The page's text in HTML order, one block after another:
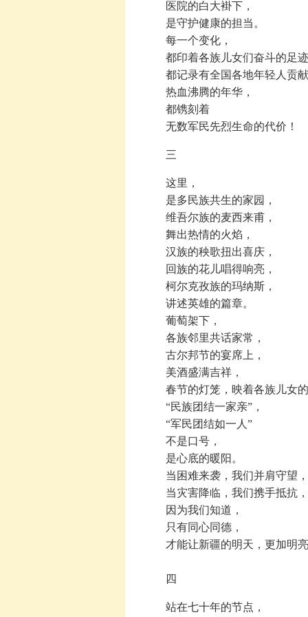
医院的白大褂下，
是守护健康的担当。
每一个变化，
都印着各族儿女们奋斗的足迹
都记录有全国各地年轻人贡献
热血沸腾的年华，
都镌刻着
无数军民先烈生命的代价！
三
这里，
是多民族共生的家园，
维吾尔族的麦西来甫，
舞出热情的火焰，
汉族的秧歌扭出喜庆，
回族的花儿唱得响亮，
柯尔克孜族的玛纳斯，
讲述英雄的篇章。
葡萄架下，
各族邻里共话家常，
古尔邦节的宴席上，
美酒盛满吉祥，
春节的灯笼，映着各族儿女的
“民族团结一家亲”，
“军民团结如一人”
不是口号，
是心底的暖阳。
当困难来袭，我们并肩守望，
当灾害降临，我们携手抵抗，
因为我们知道，
只有同心同德，
才能让新疆的明天，更加明亮
四
站在七十年的节点，